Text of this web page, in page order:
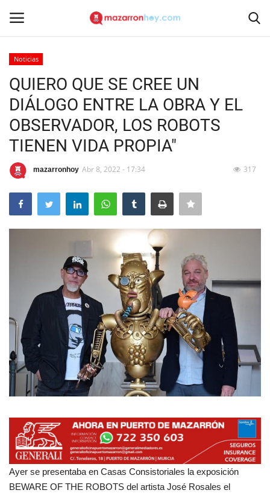
Inicio
Contacto
Noticias
Mazarrón Hoy
Entrevistas
Empresas
Mapa de Mazarrón
Vídeos
Galerías
Contacto
Empresas
Noticias
QUIERO QUE SE CREE UN
DIÁLOGO ENTRE LA OBRA Y EL
OBSERVADOR, LOS ROBOTS
TIENEN VIDA PROPIA"
mazarronhoy Abr 8, 2022 - 17:34 317
Ayer se presentaba en Casas Consistoriales la exposición
BEWARE OF THE ROBOTS del artista José Rosales el